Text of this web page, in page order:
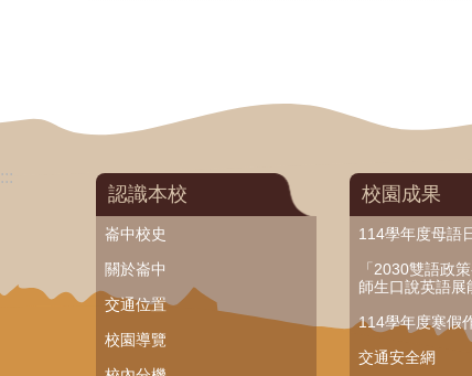
:::
認識本校
崙中校史
關於崙中
交通位置
校園導覽
校園成果
114學年度母語
「2030雙語政
師生口說英語展
114學年度寒假
交通安全網